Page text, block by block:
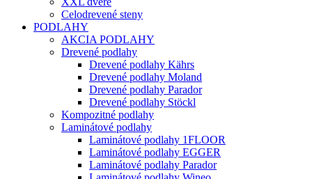
Celodrevené steny
PODLAHY
AKCIA PODLAHY
Drevené podlahy
Drevené podlahy Kährs
Drevené podlahy Moland
Drevené podlahy Parador
Drevené podlahy Stöckl
Kompozitné podlahy
Laminátové podlahy
Laminátové podlahy 1FLOOR
Laminátové podlahy EGGER
Laminátové podlahy Parador